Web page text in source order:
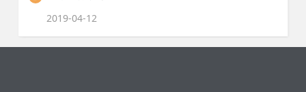
2019-04-12